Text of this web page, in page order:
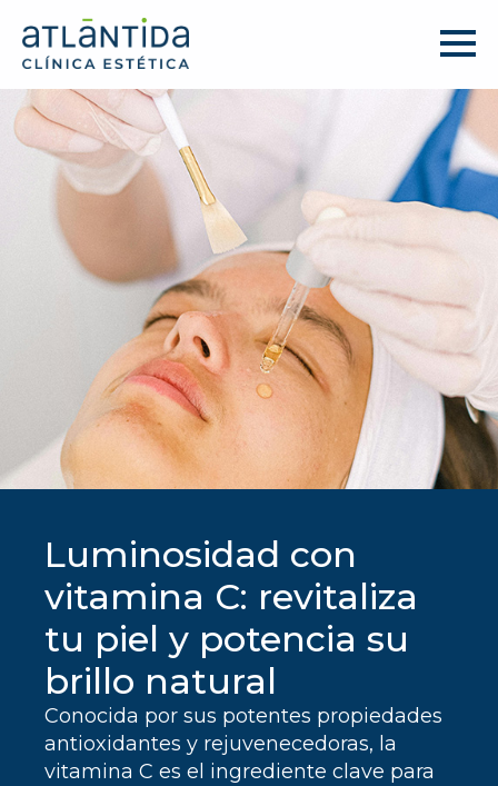
Luminosidad con
vitamina C: revitaliza
tu piel y potencia su
brillo natural
Conocida por sus potentes propiedades
antioxidantes y rejuvenecedoras, la
vitamina C es el ingrediente clave para